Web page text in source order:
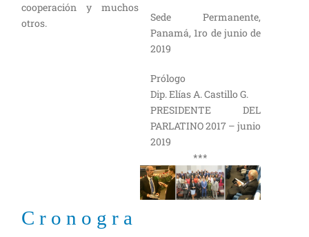
cooperación y muchos
otros.
Sede Permanente,
Panamá, 1ro de junio de
2019
Prólogo
Dip. Elías A. Castillo G.
PRESIDENTE DEL
PARLATINO 2017 – junio
2019
***
C r o n o g r a